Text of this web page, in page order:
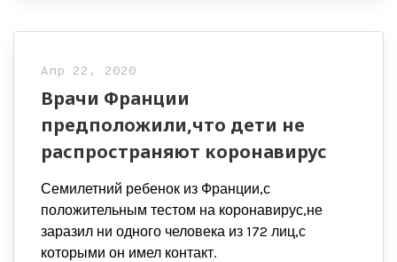
Апр 22, 2020
Врачи Франции
предположили,что дети не
распространяют коронавирус
Семилетний ребенок из Франции,с
положительным тестом на коронавирус,не
заразил ни одного человека из 172 лиц,с
которыми он имел контакт.